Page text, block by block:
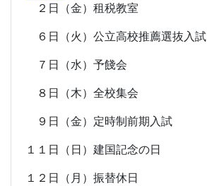
２日（金）租税教室
６日（火）公立高校推薦選抜入試
７日（水）予餞会
８日（木）全校集会
９日（金）定時制前期入試
１１日（日）建国記念の日
１２日（月）振替休日